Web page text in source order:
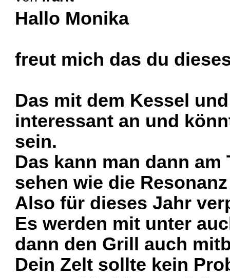
Hallo Monika
freut mich das du
Das mit dem Kessel
interessant an und
sein.
Das kann man dann
sehen wie die
Also für dieses Jahr
Es werden mit unter
dann den Grill auch
Dein Zelt sollte kein